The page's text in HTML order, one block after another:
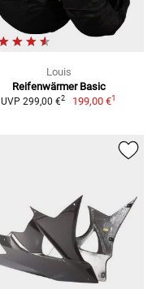
Louis
Reifenwärmer Basic
UVP 299,00 €2 199,00 €1